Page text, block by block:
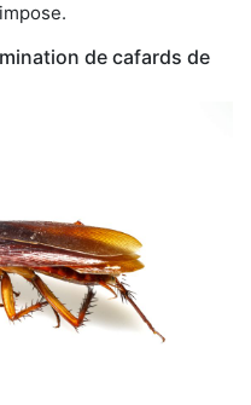
de cafards de